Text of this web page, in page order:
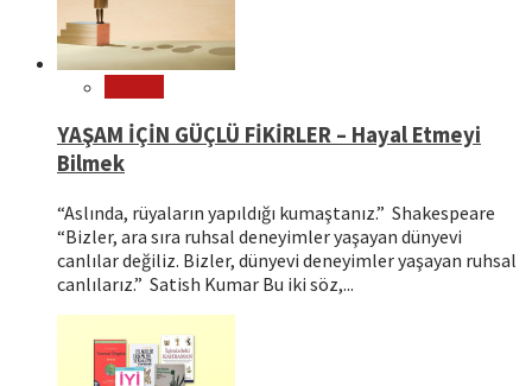
YAŞAM İÇİN GÜÇLÜ FİKİRLER – Hayal Etmeyi
Bilmek
“Aslında, rüyaların yapıldığı kumaştanız.” Shakespeare
“Bizler, ara sıra ruhsal deneyimler yaşayan dünyevi
canlılar değiliz. Bizler, dünyevi deneyimler yaşayan ruhsal
canlılarız.” Satish Kumar Bu iki söz,...